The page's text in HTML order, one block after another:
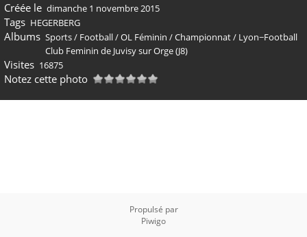
Créée le dimanche 1 novembre 2015
Tags HEGERBERG
Albums Sports/ Football/OL Féminin /Championnat/ Lyon−Football
Club Feminin de Juvisy sur Orge (J8)
Visites 16875
Notez cette photo
Propulsé par
Piwigo